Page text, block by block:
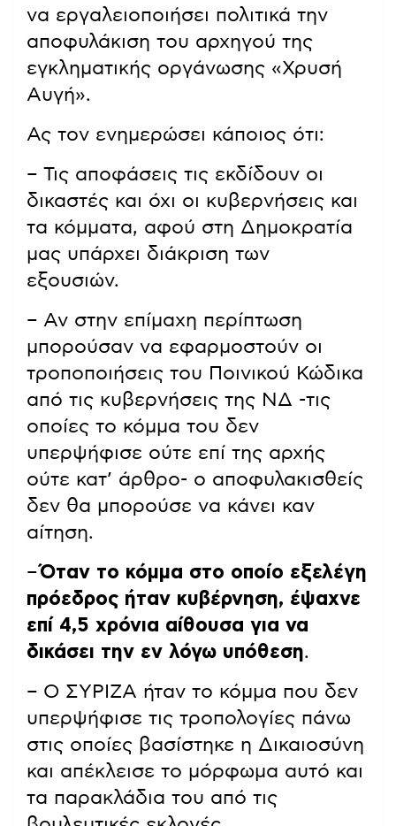
να εργαλειοποιήσει πολιτικά την
αποφυλάκιση του αρχηγού της
εγκληματικής οργάνωσης «Χρυσή
Αυγή».
Ας τον ενημερώσει κάποιος ότι:
– Τις αποφάσεις τις εκδίδουν οι
δικαστές και όχι οι κυβερνήσεις και
τα κόμματα, αφού στη Δημοκρατία
μας υπάρχει διάκριση των
εξουσιών.
– Αν στην επίμαχη περίπτωση
μπορούσαν να εφαρμοστούν οι
τροποποιήσεις του Ποινικού Κώδικα
από τις κυβερνήσεις της ΝΔ -τις
οποίες το κόμμα του δεν
υπερψήφισε ούτε επί της αρχής
ούτε κατ’ άρθρο- ο αποφυλακισθείς
δεν θα μπορούσε να κάνει καν
αίτηση.
–Όταν το κόμμα στο οποίο εξελέγη
πρόεδρος ήταν κυβέρνηση, έψαχνε
επί 4,5 χρόνια αίθουσα για να
δικάσει την εν λόγω υπόθεση.
– Ο ΣΥΡΙΖΑ ήταν το κόμμα που δεν
υπερψήφισε τις τροπολογίες πάνω
στις οποίες βασίστηκε η Δικαιοσύνη
και απέκλεισε το μόρφωμα αυτό και
τα παρακλάδια του από τις